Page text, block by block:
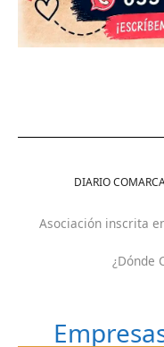
DIARIO
Asociación inscrita
¿Dónde